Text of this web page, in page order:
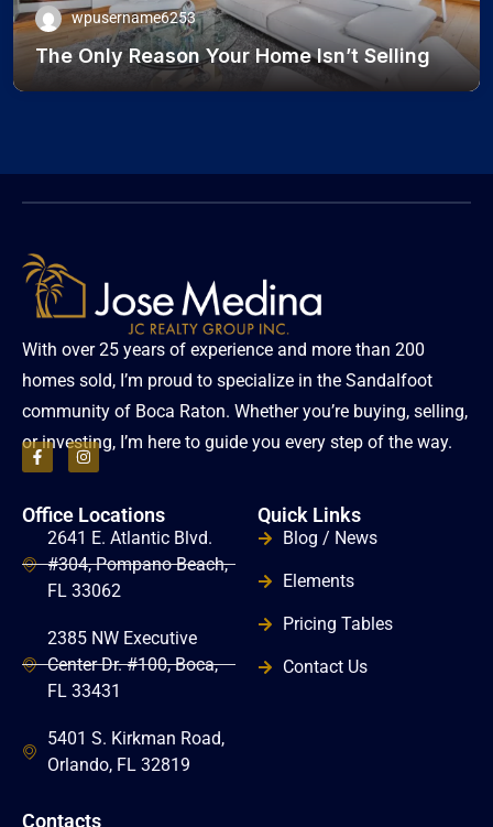
wpusername6253
The Only Reason Your Home Isn’t Selling
With over 25 years of experience and more than 200
homes sold, I’m proud to specialize in the Sandalfoot
community of Boca Raton. Whether you’re buying, selling,
or investing, I’m here to guide you every step of the way.
Office Locations
2641 E. Atlantic Blvd.
#304, Pompano Beach,
FL 33062
2385 NW Executive
Center Dr. #100, Boca,
FL 33431
5401 S. Kirkman Road,
Orlando, FL 32819
Quick Links
Blog / News
Elements
Pricing Tables
Contact Us
Contacts